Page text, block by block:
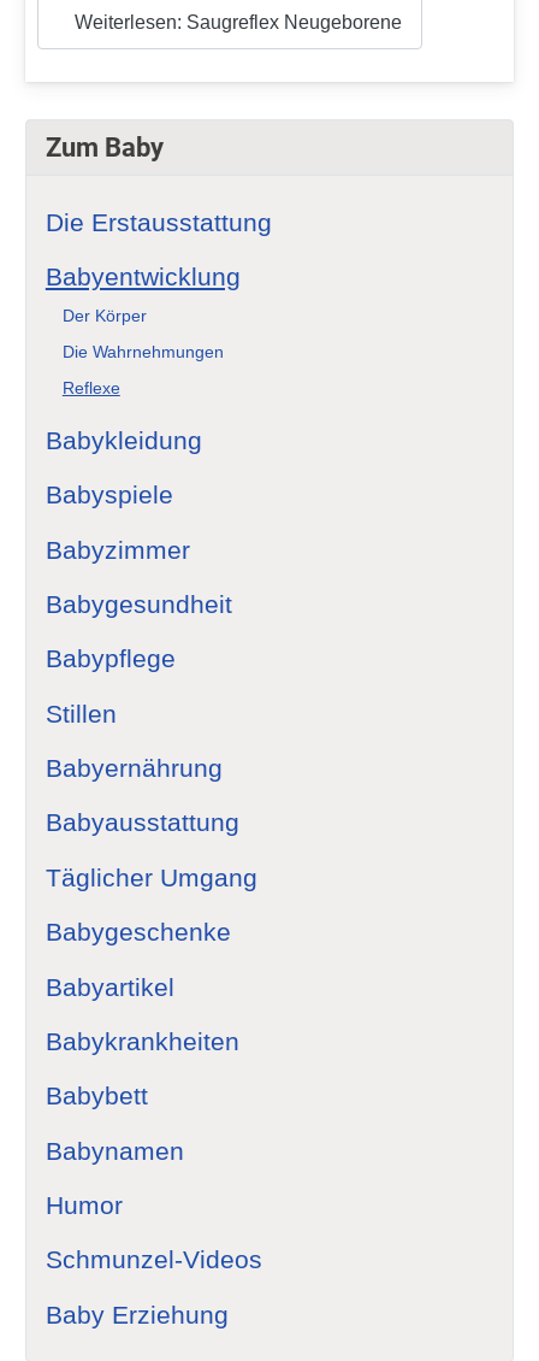
Weiterlesen: Saugreflex Neugeborene
Zum Baby
Die Erstausstattung
Babyentwicklung
Der Körper
Die Wahrnehmungen
Reflexe
Babykleidung
Babyspiele
Babyzimmer
Babygesundheit
Babypflege
Stillen
Babyernährung
Babyausstattung
Täglicher Umgang
Babygeschenke
Babyartikel
Babykrankheiten
Babybett
Babynamen
Humor
Schmunzel-Videos
Baby Erziehung